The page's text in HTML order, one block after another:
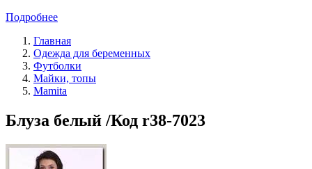
Подробнее
Главная
Одежда для беременных
Футболки
Майки, топы
Mamita
Блуза белый /Код r38-7023